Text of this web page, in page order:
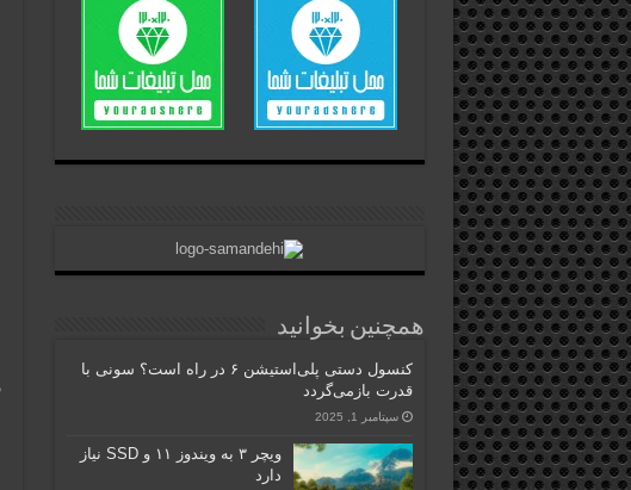
همچنین بخوانید
کنسول دستی پلی‌استیشن ۶ در راه است؟ سونی با
قدرت بازمی‌گردد
سپتامبر 1, 2025
ویچر ۳ به ویندوز ۱۱ و SSD نیاز
دارد